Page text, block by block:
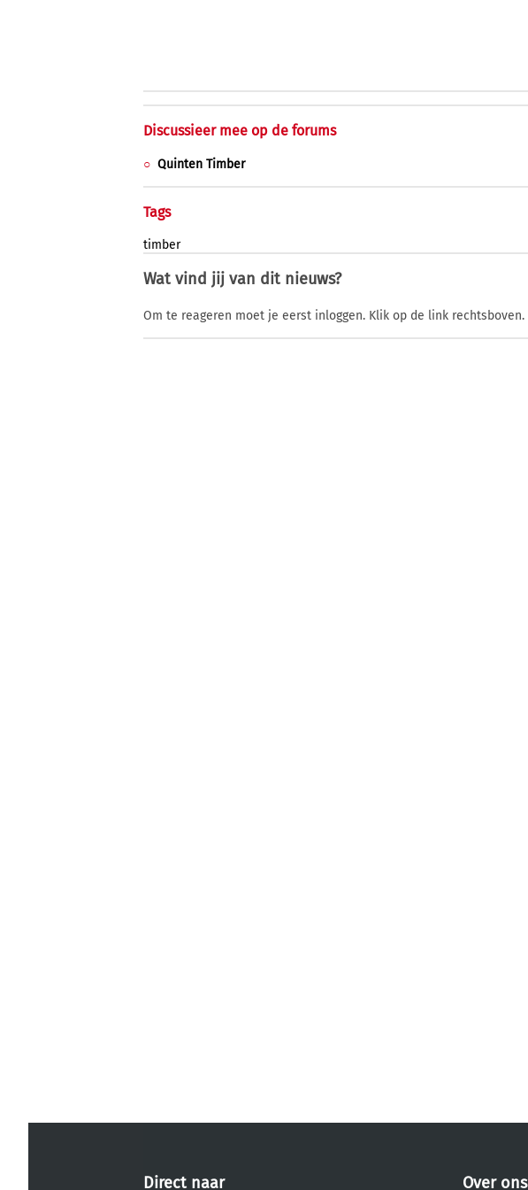
Discussieer mee op de forums
Quinten Timber
Tags
timber
Wat vind jij van dit nieuws?
Om te reageren moet je eerst inloggen. Klik op de link rechtsboven.
Direct naar Over ons